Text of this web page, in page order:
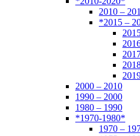
2010 –
*2015 –
2000 – 2010
1990 – 2000
1980 – 1990
*1970-1980*
1970 –